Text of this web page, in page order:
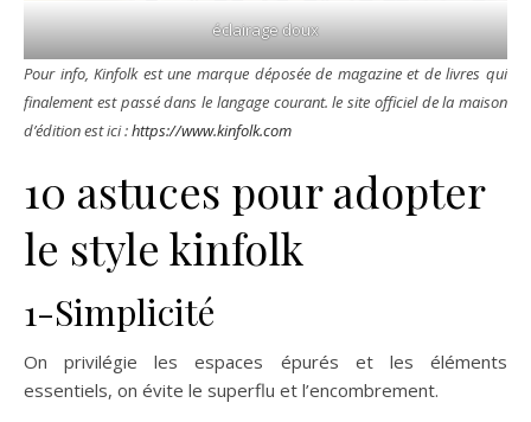
éclairage doux
Pour info, Kinfolk est une marque déposée de magazine et de livres qui
finalement est passé dans le langage courant. le site officiel de la maison
d’édition est ici :https://www.kinfolk.com
10 astuces pour adopter
le style kinfolk
1-Simplicité
On privilégie les espaces épurés et les éléments
essentiels, on évite le superflu et l’encombrement.